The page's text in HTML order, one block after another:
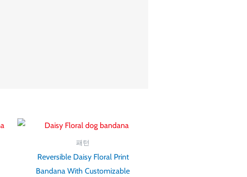
패턴
Reversible Daisy Floral Print
Bandana With Customizable
가
격
$ 8.53~$ 11.38